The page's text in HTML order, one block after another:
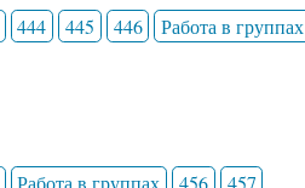
444 445 446 Работа в группах
Работа в группах 456 457